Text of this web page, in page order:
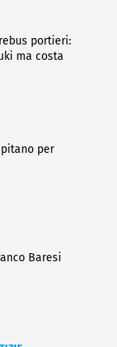
portieri:
ma costa
per
Baresi